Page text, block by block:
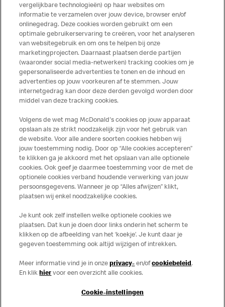
McDonald’s aanvaardt daarom geen aansprakelijkheid
indien een gast als gevolg van het binnenkrijgen van (een
spoor van) een allergeen lichamelijke klachten krijgt. Alle
producten kunnen sporen bevatten van dierlijke
ingrediënten. McDonald’s streeft er naar om de
voedingswaarde- en allergeneninformatie altijd up to date
te houden. De verstrekte informatie is alleen van
toepassing op de in Nederland verkochte producten. Voor
meer informatie over voedingswaarden en allergenen kijk
op de McDonald's website of in de McDonald’s App.
Publicatiefouten voorbehouden.
Over ons
Services
Contact
vergelijkbare technologieën) op haar websites om
informatie te verzamelen over jouw device, browser en/of
onlinegedrag. Deze cookies worden gebruikt om een
optimale gebruikerservaring te creëren, voor het analyseren
van websitegebruik en om ons te helpen bij onze
marketingprojecten. Daarnaast plaatsen derde partijen
(waaronder social media-netwerken) tracking cookies om je
gepersonaliseerde advertenties te tonen en de inhoud en
advertenties op jouw voorkeuren af te stemmen. Jouw
internetgedrag kan door deze derden gevolgd worden door
middel van deze tracking cookies.
Volgens de wet mag McDonald's cookies op jouw apparaat
opslaan als ze strikt noodzakelijk zijn voor het gebruik van
de website. Voor alle andere soorten cookies hebben wij
jouw toestemming nodig. Door op “Alle cookies accepteren”
te klikken ga je akkoord met het opslaan van alle optionele
cookies. Ook geef je daarmee toestemming voor de met de
optionele cookies verband houdende verwerking van jouw
persoonsgegevens. Wanneer je op “Alles afwijzen” klikt,
plaatsen wij enkel noodzakelijke cookies.
Je kunt ook zelf instellen welke optionele cookies we
plaatsen. Dat kun je doen door links onderin het scherm te
klikken op de afbeelding van het ‘koekje’. Je kunt daar je
gegeven toestemming ook altijd wijzigen of intrekken.
Meer informatie vind je in onzeprivacy- en/ofcookiebeleid.
En klikhier voor een overzicht alle cookies.
Cookie-instellingen